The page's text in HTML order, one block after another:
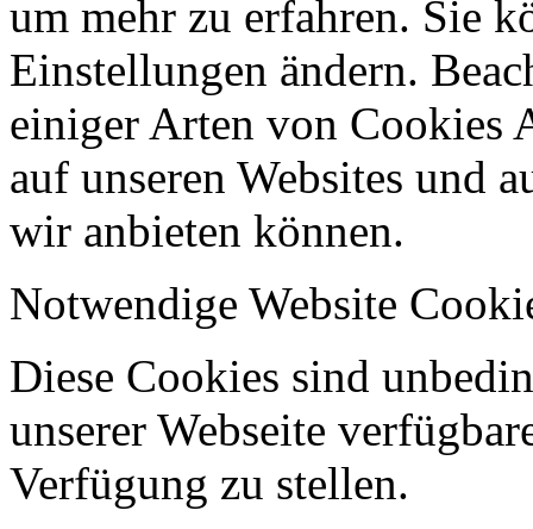
um mehr zu erfahren. Sie
Einstellungen ändern.
einiger Arten von Cookies
auf unseren Websites und
wir anbieten können.
Notwendige Website
Diese Cookies sind
unserer Webseite
Verfügung zu stellen.